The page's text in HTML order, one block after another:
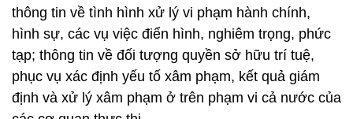
thông tin về tình hình xử lý vi phạm hành chính,
hình sự, các vụ việc điển hình, nghiêm trọng, phức
tạp; thông tin về đối tượng quyền sở hữu trí tuệ,
phục vụ xác định yếu tố xâm phạm, kết quả giám
định và xử lý xâm phạm ở trên phạm vi cả nước của